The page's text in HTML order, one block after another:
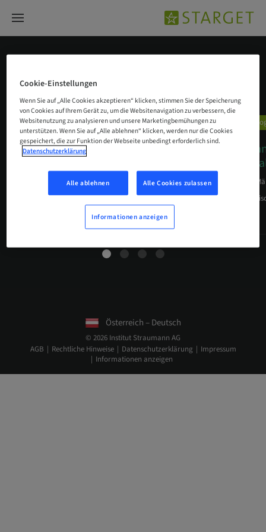
Biomaterialien
Biologics
Plastische Parodontalchirurgie mit
11. Sep. 2017
Ein klinischer Fallbericht von Dávid Botond Hangyási,
22.
Ein
Österreich – Deutsch
© 2026 Institut Straumann AG
AGB
Rechtliche Hinweise Datenschutzerklärung
Impressum
Informationen anzeigen
Cookie-Einstellungen
Wenn Sie auf „Alle Cookies akzeptieren“ klicken, stimmen Sie der Speicherung
von Cookies auf Ihrem Gerät zu, um die Websitenavigation zu verbessern, die
Websitenutzung zu analysieren und unsere Marketingbemühungen zu
unterstützen. Wenn Sie auf „Alle ablehnen“ klicken, werden nur die Cookies
gespeichert, die zur Funktion der Webseite unbedingt erforderlich sind.
Datenschutzerklärung
Alle ablehnen Alle Cookies zulassen
Informationen anzeigen